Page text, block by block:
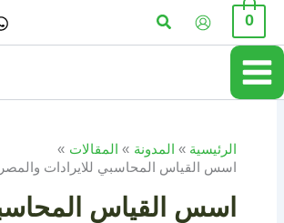
تخطي
المحتوى
0 البحث
الرئيسية المدونة
المقالات
اسس القياس المحاسبي للايرادات
اسس القياس